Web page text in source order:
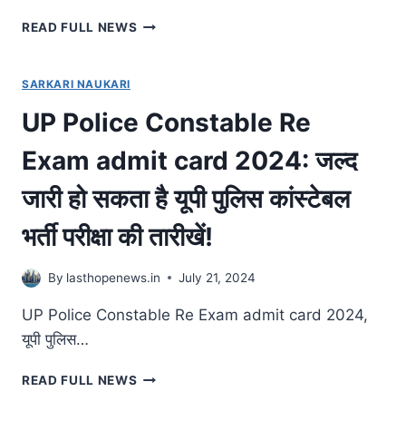
DOWNLOAD?
READ FULL NEWS 8TH
2024:
सरकारी
कर्मचारियों
वेतन
बढ़ने
उम्मीद,
की
के
SARKARI NAUKARI
UP Police Constable Re
Exam admit card 2024: जल्द
जारी हो सकता है यूपी पुलिस कांस्टेबल
भर्ती परीक्षा की तारीखें!
By lasthopenews.in July 21, 2024
UP Police Constable Re Exam admit card 2024,
यूपी पुलिस…
READ FULL NEWS UP